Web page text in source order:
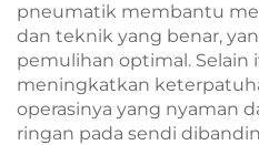
pneumatik membantu
dan teknik yang benar,
pemulihan optimal. Selain
meningkatkan
operasinya yang nyaman
ringan pada sendi